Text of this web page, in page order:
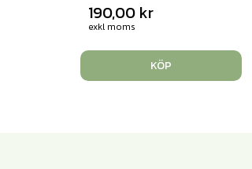
190,00 kr
exkl moms
KÖP